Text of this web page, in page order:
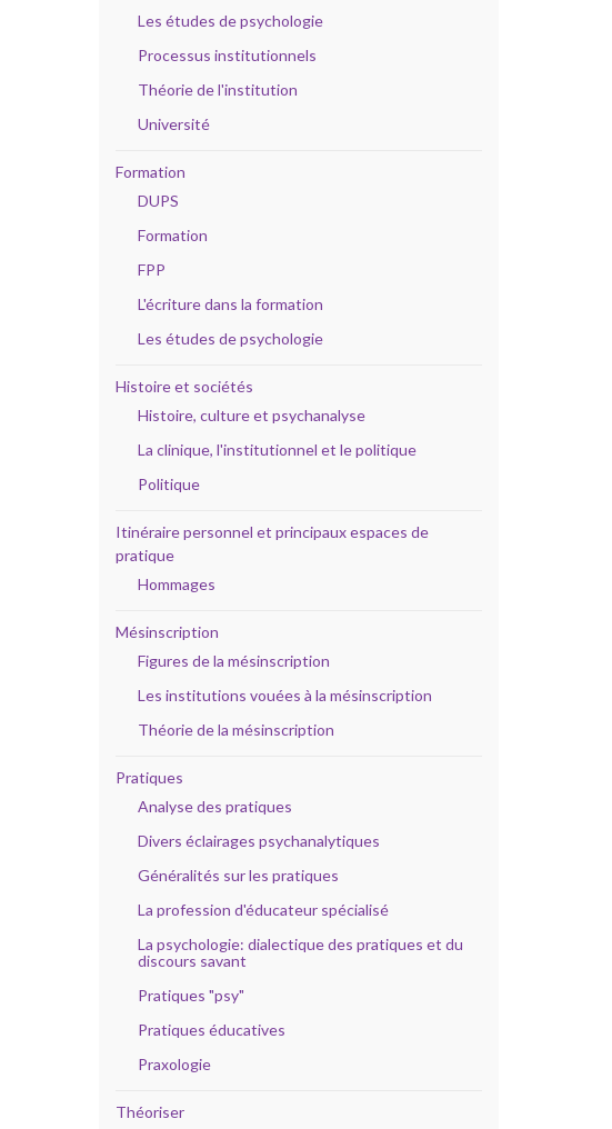
Les études de psychologie
Processus institutionnels
Théorie de l'institution
Université
Formation
DUPS
Formation
FPP
L'écriture dans la formation
Les études de psychologie
Histoire et sociétés
Histoire, culture et psychanalyse
La clinique, l'institutionnel et le politique
Politique
Itinéraire personnel et principaux espaces de
pratique
Hommages
Mésinscription
Figures de la mésinscription
Les institutions vouées à la mésinscription
Théorie de la mésinscription
Pratiques
Analyse des pratiques
Divers éclairages psychanalytiques
Généralités sur les pratiques
La profession d'éducateur spécialisé
La psychologie: dialectique des pratiques et du
discours savant
Pratiques "psy"
Pratiques éducatives
Praxologie
Théoriser